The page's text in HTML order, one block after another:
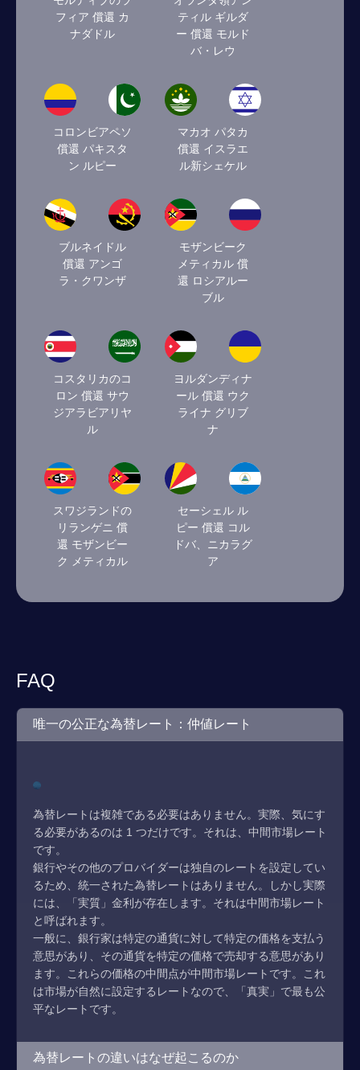
フィア 償還 カ
ナダドル
ティル ギルダ
ー 償還 モルド
バ・レウ
コロンビアペソ
償還 パキスタ
ン ルピー
マカオ パタカ
償還 イスラエ
ル新シェケル
ブルネイドル
償還 アンゴ
ラ・クワンザ
モザンビーク
メティカル 償
還 ロシアルー
ブル
コスタリカのコ
ロン 償還 サウ
ジアラビアリヤ
ル
ヨルダンディナ
ール 償還 ウク
ライナ グリブ
ナ
スワジランドの
リランゲニ 償
還 モザンビー
ク メティカル
セーシェル ル
ピー 償還 コル
ドバ、ニカラグ
ア
FAQ
唯一の公正な為替レート：仲値レート
為替レートは複雑である必要はありません。実際、気にす
る必要があるのは 1 つだけです。それは、中間市場レート
です。
銀行やその他のプロバイダーは独自のレートを設定してい
るため、統一された為替レートはありません。しかし実際
には、「実質」金利が存在します。それは中間市場レート
と呼ばれます。
一般に、銀行家は特定の通貨に対して特定の価格を支払う
意思があり、その通貨を特定の価格で売却する意思があり
ます。これらの価格の中間点が中間市場レートです。これ
は市場が自然に設定するレートなので、「真実」で最も公
平なレートです。
為替レートの違いはなぜ起こるのか